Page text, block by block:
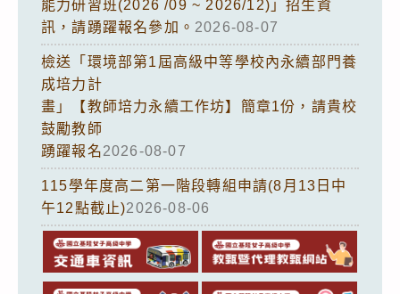
能力研習班(2026 /09 ~ 2026/12)」招生資
訊，請踴躍報名參加。 2026-08-07
檢送「環境部第1屆高級中等學校內永續部門養
成培力計
畫」【教師培力永續工作坊】簡章1份，請貴校
鼓勵教師
踴躍報名2026-08-07
115學年度高二第一階段轉組申請(8月13日中
午12點截止)2026-08-06